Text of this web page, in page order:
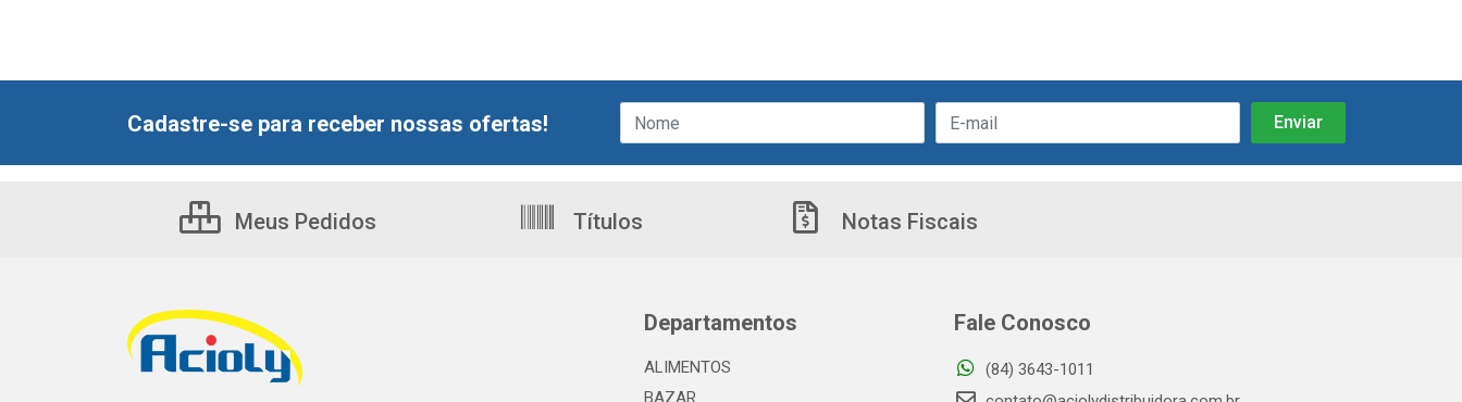
Cadastre-se para receber nossas ofertas!
Meus Pedidos Títulos Notas Fiscais
Departamentos
ALIMENTOS
BAZAR
Fale Conosco
(84) 3643-1011